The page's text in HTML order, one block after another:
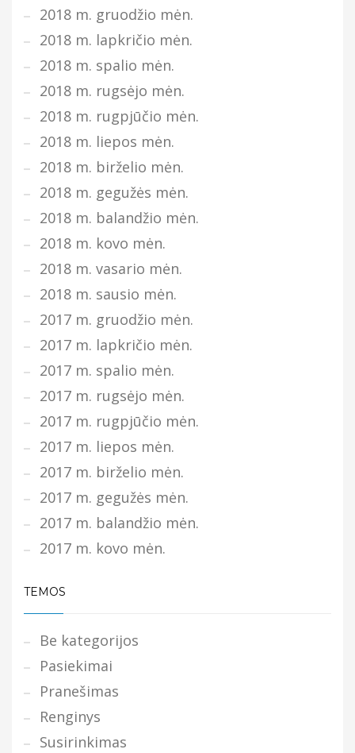
2018 m. gruodžio mėn.
2018 m. lapkričio mėn.
2018 m. spalio mėn.
2018 m. rugsėjo mėn.
2018 m. rugpjūčio mėn.
2018 m. liepos mėn.
2018 m. birželio mėn.
2018 m. gegužės mėn.
2018 m. balandžio mėn.
2018 m. kovo mėn.
2018 m. vasario mėn.
2018 m. sausio mėn.
2017 m. gruodžio mėn.
2017 m. lapkričio mėn.
2017 m. spalio mėn.
2017 m. rugsėjo mėn.
2017 m. rugpjūčio mėn.
2017 m. liepos mėn.
2017 m. birželio mėn.
2017 m. gegužės mėn.
2017 m. balandžio mėn.
2017 m. kovo mėn.
TEMOS
Be kategorijos
Pasiekimai
Pranešimas
Renginys
Susirinkimas